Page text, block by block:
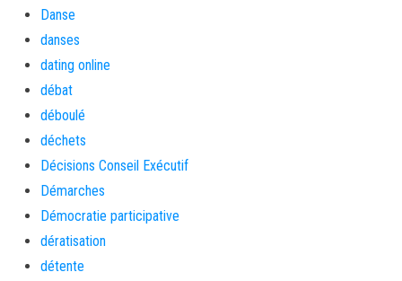
Danse
danses
dating online
débat
déboulé
déchets
Décisions Conseil Exécutif
Démarches
Démocratie participative
dératisation
détente